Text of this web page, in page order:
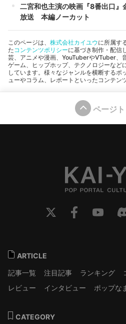
二宮和也主演の映画『8番出口』
放送 本編ノーカット
このページは、 株式会社カイユウに所属す
た コンテンツポリシーに基づき制作・配信
芸、アニメや漫画、YouTuberやVTuber、
ゲーム、ヒップホップ、テクノロジーなど
しています。様々なジャンルを横断するポ
ューやコラム、レポートといったコンテン
ページ
ARTICLE
記事一覧
注目記事 ランキング
レビュー
インタビュー ポップな
CATEGORY